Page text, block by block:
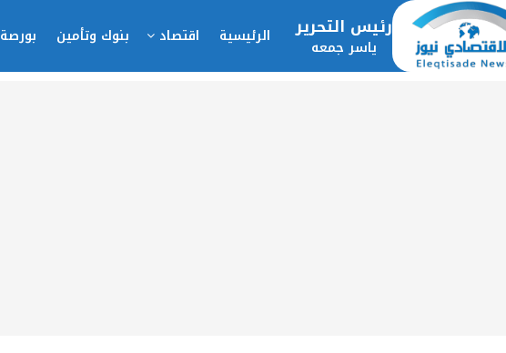
رئيس التحرير
ياسر جمعه الرئيسية اقتصاد بنوك وتأمين بورصة